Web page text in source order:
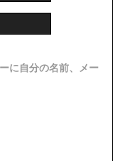
に自分の名前、メー